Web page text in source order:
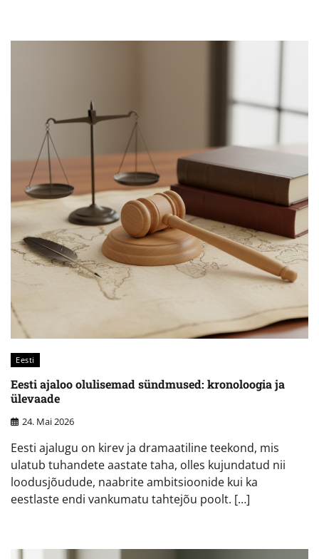
Eesti
Eesti ajaloo olulisemad sündmused: kronoloogia ja
ülevaade
24. Mai 2026
Eesti ajalugu on kirev ja dramaatiline teekond, mis
ulatub tuhandete aastate taha, olles kujundatud nii
loodusjõudude, naabrite ambitsioonide kui ka
eestlaste endi vankumatu tahtejõu poolt. […]